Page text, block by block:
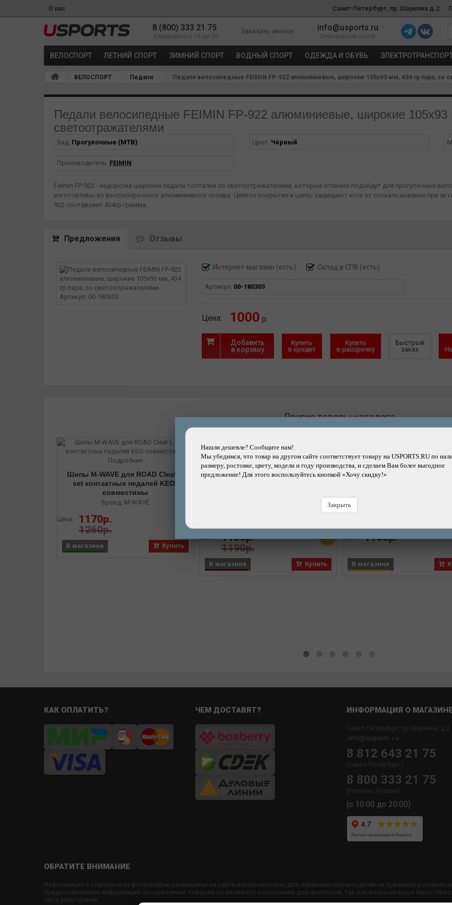
О нас Санкт-Петербург, пр.Шаумяна д.2
8 (800) 333 21 75
Ежедневно с 10 до 20
Заказать звонок info@usports.ru
Электронная почта
ВЕЛОСПОРТ ЛЕТНИЙ СПОРТ ЗИМНИЙ СПОРТ ВОДНЫЙ СПОРТ ОДЕЖДА И ОБУВЬ
ВЕЛОСПОРТ Педали Педали велосипедные FEIMIN FP-922 алюминиевые, широкие 105x93 мм, 434 гр пара, со
Педали велосипедные FEIMIN FP-922 алюминиевые, широкие 105x93
светоотражателями
Вид: Прогулочные (MTB) Цвет: Чёрный
Производитель: FEIMIN
Feimin FP-922 - недорогие широкие педали-топталки со светоотражателями, которые отлично подойдут для прогулочных
изготовлены из высокопрочного алюминиевого сплава. Цепкое покрытие и шипы защищают ноги от соскальзывание при
922 составляет 434гр грамма.
Предложения Отзывы
Интернет-магазин (есть) Склад в СПб (есть)
Артикул: 00-180303
Цена: 1000 р.
Нашли дешевле? Сообщите нам!
Мы убедимся, что товар на другом сайте соответствует товару на USPORTS.RU по
размеру, ростовке, цвету, модели и году производства, и сделаем Вам более выгодное
предложение! Для этого воспользуйтесь кнопкой «Хочу скидку!»
Закрыть
Добавить
в корзину
Купить
в кредит
Купить
в рассрочку
Быстрый
заказ
Другие товары каталога
Подробнее
Шипы M-WAVE для ROAD Cleat L
set контактных педалей KEO-
совместимы
Бренд: M-WAVE
Цена:
1170р.
1260р.
Купить
В магазине
Подробнее
отражателями
Цена:
1100р.
1190р.
Купить
В магазине
антискользящими
Цена: 1100р.
В магазине
КАК ОПЛАТИТЬ? ЧЕМ ДОСТАВЯТ? ИНФОРМАЦИЯ О
Санкт-Петербург, пр.Шаумяна, д.2
info@usports.ru
8 812 643 21 75
(Санкт-Петербург)
8 800 333 21 75
(Регионы России)
(с 10:00 до 20:00)
ОБРАТИТЕ ВНИМАНИЕ
Информация о товарах и их фотографии размещены на сайте исключительно для ознакомительных целей ни при каких
предоставленной информации продаваемым товарам не являются основанием для претензий, так как внешний вид и
свое усмотрение.